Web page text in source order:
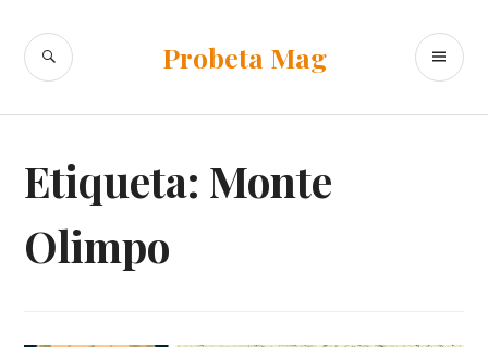
contenido
Probeta Mag
BUSCAR
Etiqueta: Monte
Olimpo